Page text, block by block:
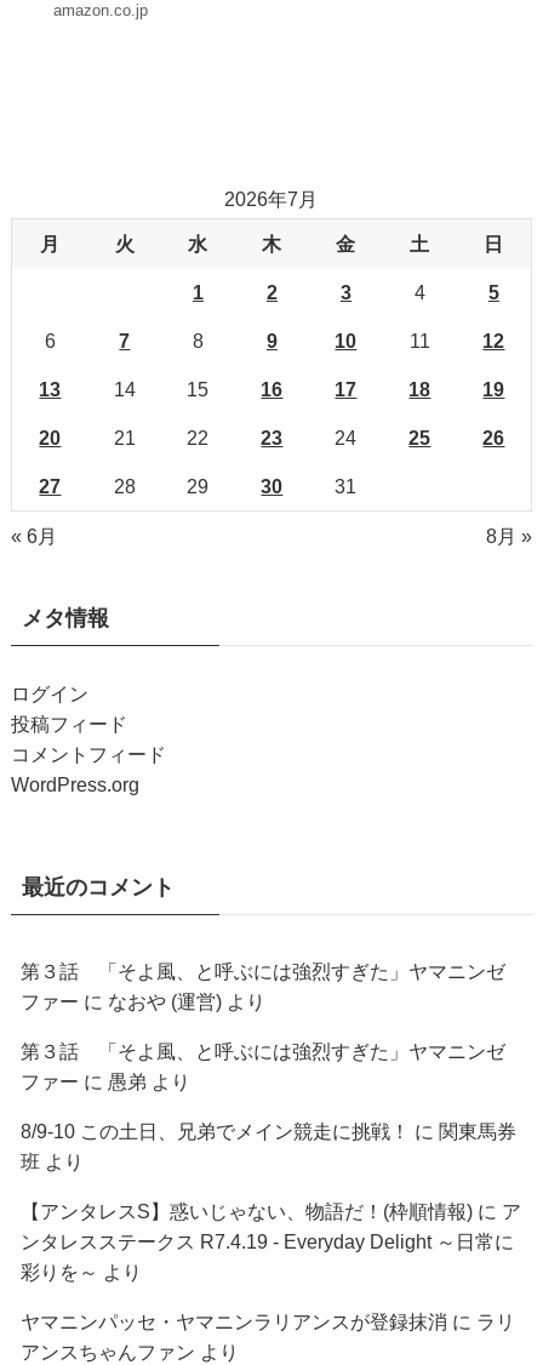
amazon.co.jp
2026年7月
月 火 水 木 金 土 日
1 2 3 4 5
6 7 8 9 10 11 12
13 14 15 16 17 18 19
20 21 22 23 24 25 26
27 28 29 30 31
« 6月 8月 »
メタ情報
ログイン
投稿フィード
コメントフィード
WordPress.org
最近のコメント
第３話 「そよ風、と呼ぶには強烈すぎた」ヤマニンゼ
ファー に なおや (運営)より
第３話 「そよ風、と呼ぶには強烈すぎた」ヤマニンゼ
ファー に 愚弟 より
8/9-10 この土日、兄弟でメイン競走に挑戦！ に 関東馬券
班 より
【アンタレスS】惑いじゃない、物語だ！(枠順情報)に ア
ンタレスステークス R7.4.19 - Everyday Delight ～日常に
彩りを～ より
ヤマニンパッセ・ヤマニンラリアンスが登録抹消 に ラリ
アンスちゃんファン より